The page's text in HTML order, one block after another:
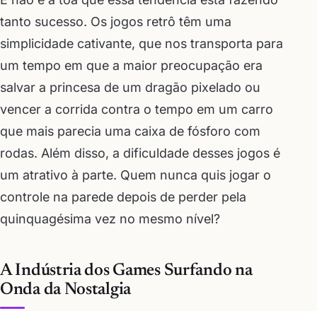
tanto sucesso. Os jogos retrô têm uma
simplicidade cativante, que nos transporta para
um tempo em que a maior preocupação era
salvar a princesa de um dragão pixelado ou
vencer a corrida contra o tempo em um carro
que mais parecia uma caixa de fósforo com
rodas. Além disso, a dificuldade desses jogos é
um atrativo à parte. Quem nunca quis jogar o
controle na parede depois de perder pela
quinquagésima vez no mesmo nível?
A Indústria dos Games Surfando na
Onda da Nostalgia